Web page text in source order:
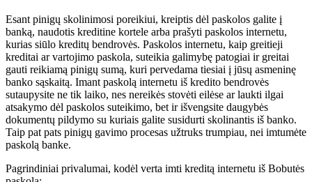
Esant pinigų skolinimosi poreikiui, kreiptis dėl paskolos galite į
banką, naudotis kreditine kortele arba prašyti paskolos internetu,
kurias siūlo kreditų bendrovės. Paskolos internetu, kaip greitieji
kreditai ar vartojimo paskola, suteikia galimybę patogiai ir greitai
gauti reikiamą pinigų sumą, kuri pervedama tiesiai į jūsų asmeninę
banko sąskaitą. Imant paskolą internetu iš kredito bendrovės
sutaupysite ne tik laiko, nes nereikės stovėti eilėse ar laukti ilgai
atsakymo dėl paskolos suteikimo, bet ir išvengsite daugybės
dokumentų pildymo su kuriais galite susidurti skolinantis iš banko.
Taip pat pats pinigų gavimo procesas užtruks trumpiau, nei imtumėte
paskolą banke.
Pagrindiniai privalumai, kodėl verta imti kreditą internetu iš Bobutės